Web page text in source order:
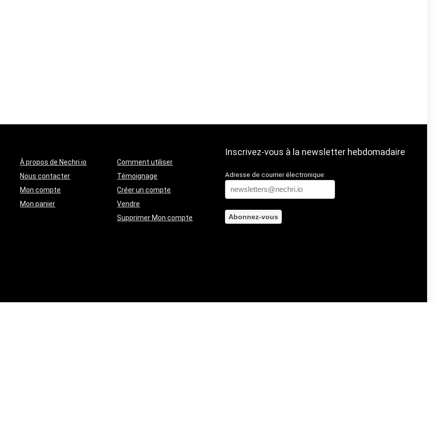
À propos de Nechri.io
Nous contacter
Mon compte
Mon panier
Comment utiliser
Témoignage
Créer un compte
Vendre
Supprimer Mon compte
Inscrivez-vous à la newsletter hebdomadaire
Adresse de courrier électronique: